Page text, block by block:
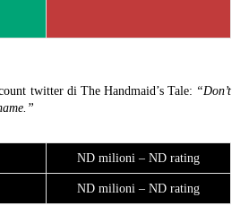
twitter di The Handmaid’s Tale: “Don’t
ND milioni – ND rating
ND milioni – ND rating